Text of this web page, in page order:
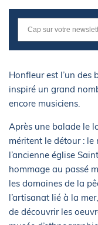
Honfleur est l’un des
inspiré un grand
encore musiciens.
Après une balade le
méritent le détour :
l’ancienne église
hommage au passé
les domaines de la
l’artisanat lié à la
de découvrir les